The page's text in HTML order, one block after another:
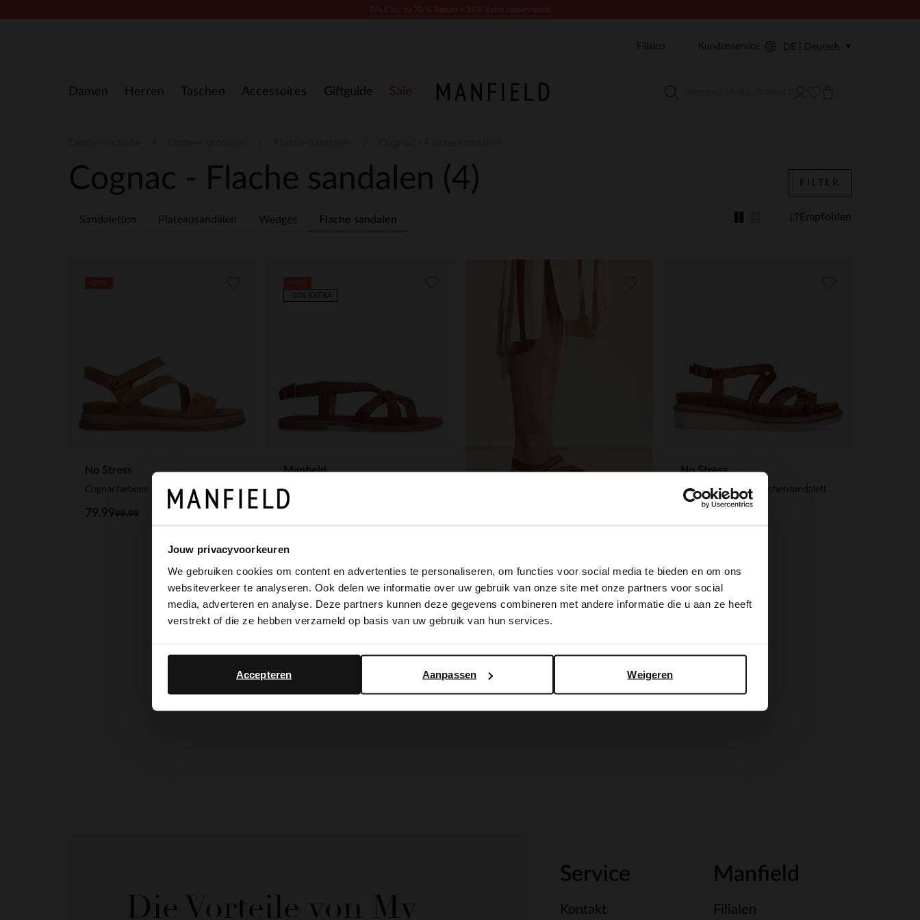
Jouw privacyvoorkeuren
We gebruiken cookies om content en advertenties te personaliseren, om functies voor social media te bieden en om ons
websiteverkeer te analyseren. Ook delen we informatie over uw gebruik van onze site met onze partners voor social
media, adverteren en analyse. Deze partners kunnen deze gegevens combineren met andere informatie die u aan ze heeft
verstrekt of die ze hebben verzameld op basis van uw gebruik van hun services.
Weigeren
Aanpassen
Accepteren
Damen Herren Taschen Accessoires Giftguide Sale
Filialen Kundenservice DE | Deutsch
Cognac - Flache sandalen (4)
Sandaletten Plateausandalen Wedges Flache sandalen
FILTER
Empfohlen
No Stress
Cognacfarbene Ledersandalen
99.99
79.99
Manfield
-10% EXTRA
Cognacfarbene Ledersandalen
99.99
No Stress
Cognacfarbene Riemchensandaletten aus Leder
Die Vorteile von My
Service
Kontakt
Manfield
Filialen
×
It looks like your language isn't Dutch. Would you like to